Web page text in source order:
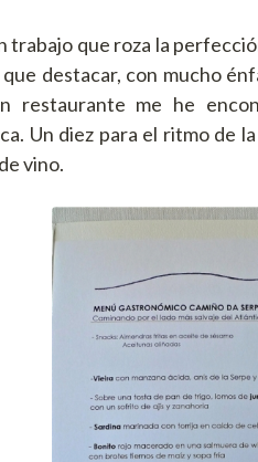
trabajo que roza la
destacar, con mucho
restaurante me he
Un diez para el ritmo de
vino.